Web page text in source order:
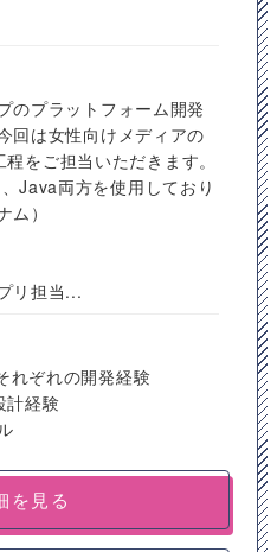
のプラットフォーム開発
回は女性向けメディアの
をご担当いただきます。
Java両方を使用しており
）
リ担当...
れぞれの開発経験
計経験
を見る